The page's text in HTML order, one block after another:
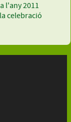
l'any 2011
celebració